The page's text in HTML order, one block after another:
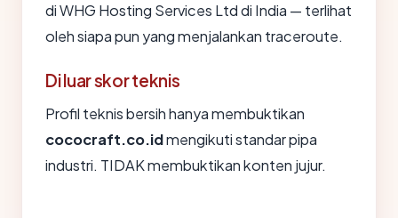
di WHG Hosting Services Ltd di India — terlihat
oleh siapa pun yang menjalankan traceroute.
Di luar skor teknis
Profil teknis bersih hanya membuktikan
cococraft.co.idmengikuti standar pipa
industri. TIDAK membuktikan konten jujur.